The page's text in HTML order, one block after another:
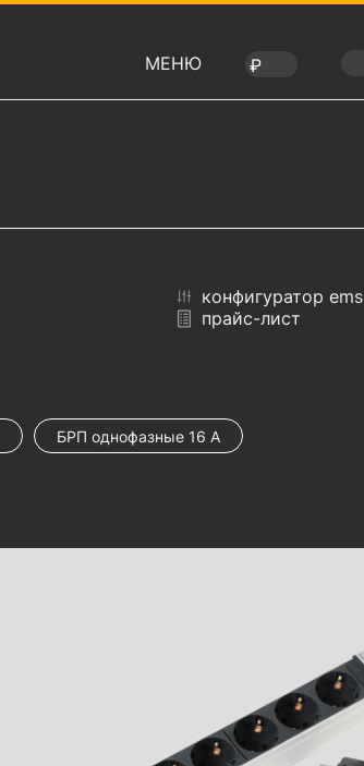
МЕНЮ
конфигуратор ems
прайс-лист
БРП однофазные 16 А